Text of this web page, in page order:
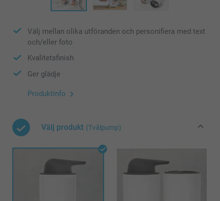
Välj mellan olika utföranden och personifiera med text
och/eller foto
Kvalitetsfinish
Ger glädje
Produktinfo
Välj produkt (Tvålpump)